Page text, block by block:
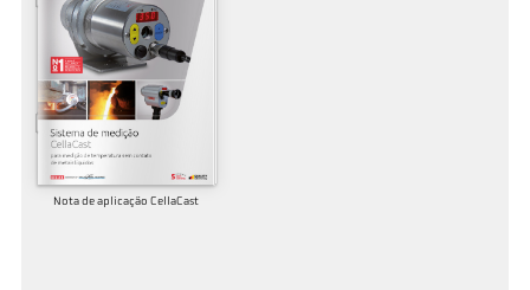
Nota de aplicação CellaCast